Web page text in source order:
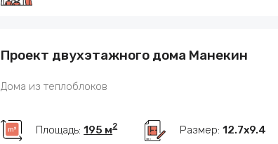
Проект двухэтажного дома Манекин
Дома из теплоблоков
Площадь:195 м2 Размер:12.7х9.4